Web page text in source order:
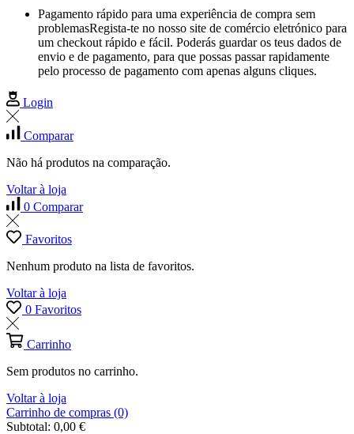
Pagamento rápido para uma experiência de compra sem
problemasRegista-te no nosso site de comércio eletrónico para
um checkout rápido e fácil. Poderás guardar os teus dados de
envio e de pagamento, para que possas passar rapidamente
pelo processo de pagamento com apenas alguns cliques.
Login
Comparar
Não há produtos na comparação.
Voltar à loja
0 Comparar
Favoritos
Nenhum produto na lista de favoritos.
Voltar à loja
0 Favoritos
Carrinho
Sem produtos no carrinho.
Voltar à loja
Carrinho de compras (0)
Subtotal: 0,00 €